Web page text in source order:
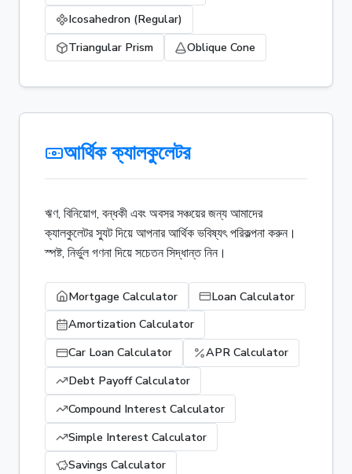
Icosahedron (Regular)
Triangular Prism
Oblique Cone
আর্থিক ক্যালকুলেটর
ঋণ, বিনিয়োগ, বন্ধকী এবং অবসর সঞ্চয়ের জন্য আমাদের
ক্যালকুলেটর স্যুট দিয়ে আপনার আর্থিক ভবিষ্যৎ পরিকল্পনা করুন।
স্পষ্ট, নির্ভুল গণনা দিয়ে সচেতন সিদ্ধান্ত নিন।
Mortgage Calculator
Loan Calculator
Amortization Calculator
Car Loan Calculator
APR Calculator
Debt Payoff Calculator
Compound Interest Calculator
Simple Interest Calculator
Savings Calculator